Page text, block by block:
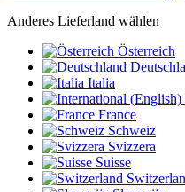
Anderes Lieferland wählen
Österreich
Italia
France
Schweiz
Svizzera
Suisse